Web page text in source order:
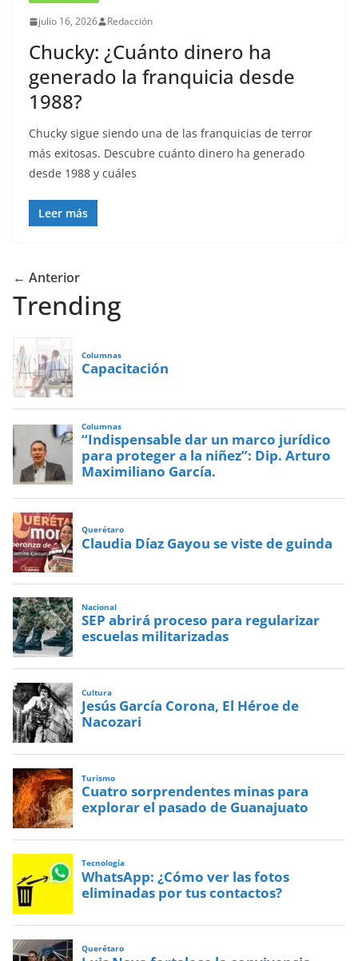
julio 16, 2026 Redacción
Chucky: ¿Cuánto dinero ha
generado la franquicia desde
1988?
Chucky sigue siendo una de las franquicias de terror
más exitosas. Descubre cuánto dinero ha generado
desde 1988 y cuáles
Leer más
← Anterior
Trending